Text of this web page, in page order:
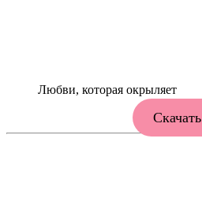
Любви, которая окрыляет
Скачать